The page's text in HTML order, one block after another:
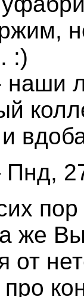
:)
же
от